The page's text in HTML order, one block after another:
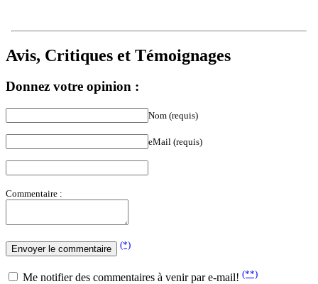
Avis, Critiques et Témoignages
Donnez votre opinion :
Nom (requis)
eMail (requis)
Commentaire :
(*)
Me notifier des commentaires à venir par e-mail! (**)